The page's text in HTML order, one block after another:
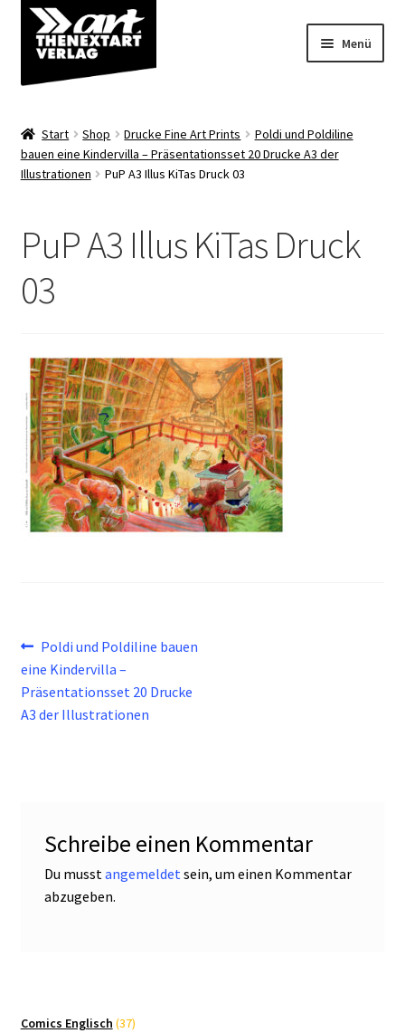
Zur
Navigation
springen
Zum
Inhalt
springen
Menü
Shop
Start Shop Drucke Fine Art Prints
Poldi und Poldiline
bauen eine Kindervilla – Präsentationsset 20 Drucke A3 der
Illustrationen
PuP A3 Illus KiTas Druck 03
PuP A3 Illus KiTas Druck
03
Beitragsnavigation
Vorheriger
Beitrag:
Poldi und Poldiline bauen
eine Kindervilla –
Präsentationsset 20 Drucke
A3 der Illustrationen
Schreibe einen Kommentar
Du musst angemeldet sein, um einen Kommentar
abzugeben.
Comics Englisch 3737